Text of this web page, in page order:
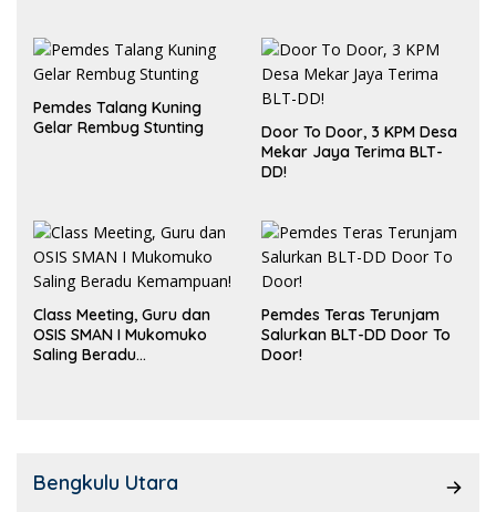
Pasar
Pemdes Talang Kuning
Gelar Rembug Stunting
Door To Door, 3 KPM Desa
Mekar Jaya Terima BLT-
DD!
Class Meeting, Guru dan
OSIS SMAN I Mukomuko
Saling Beradu
Pemdes Teras Terunjam
Salurkan BLT-DD Door To
Door!
Bengkulu Utara